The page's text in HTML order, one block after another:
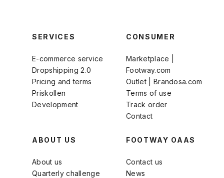
SERVICES
E-commerce service
Dropshipping 2.0
Pricing and terms
Priskollen
Development
CONSUMER
Marketplace |
Footway.com
Outlet | Brandosa.com
Terms of use
Track order
Contact
ABOUT US
About us
Quarterly challenge
FOOTWAY OAAS
Contact us
News